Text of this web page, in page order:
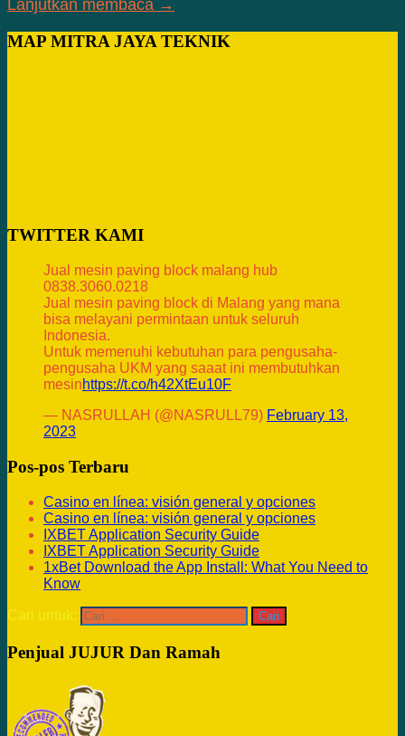
Lanjutkan membaca →
MAP MITRA JAYA TEKNIK
TWITTER KAMI
Jual mesin paving block malang hub
0838.3060.0218
Jual mesin paving block di Malang yang mana
bisa melayani permintaan untuk seluruh
Indonesia.
Untuk memenuhi kebutuhan para pengusaha-
pengusaha UKM yang saaat ini membutuhkan
mesinhttps://t.co/h42XtEu10F
— NASRULLAH (@NASRULL79) February 13,
2023
Pos-pos Terbaru
Casino en línea: visión general y opciones
Casino en línea: visión general y opciones
IXBET Application Security Guide
IXBET Application Security Guide
1xBet Download the App Install: What You Need to
Know
Cari untuk:
Penjual JUJUR Dan Ramah